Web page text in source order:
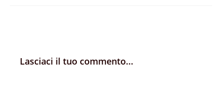
Lasciaci il tuo commento...